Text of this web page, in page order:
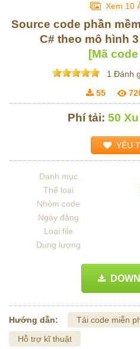
Xem 10
Source code phần
C# theo mô hình
[Mã code
1 Đánh
55
Phí tải: 50 Xu
YÊU
Danh mục
Thể loại
Nhóm code
Ngày đăng
Loại file
Dung lượng
Hướng dẫn: Tải code miễn
Hỗ trợ kĩ thuật